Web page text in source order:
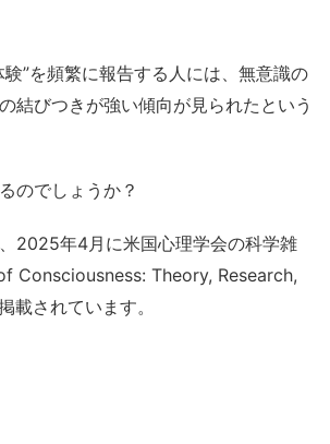
験”を頻繁に報告する人には、無意識の
結びつきが強い傾向が見られたという
のでしょうか？
2025年4月に米国心理学会の科学雑
Consciousness: Theory, Research,
されています。